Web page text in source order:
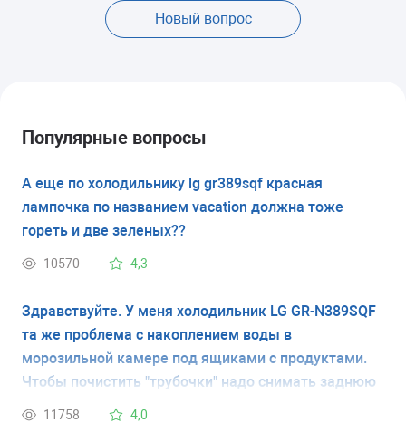
Новый вопрос
Популярные вопросы
А еще по холодильнику lg gr389sqf красная
лампочка по названием vacation должна тоже
гореть и две зеленых??
10570 4,3
Здравствуйте. У меня холодильник LG GR-N389SQF
та же проблема с накоплением воды в
морозильной камере под ящиками с продуктами.
Чтобы почистить "трубочки" надо снимать заднюю
панель в морозильной камере? Если да то как?
11758 4,0